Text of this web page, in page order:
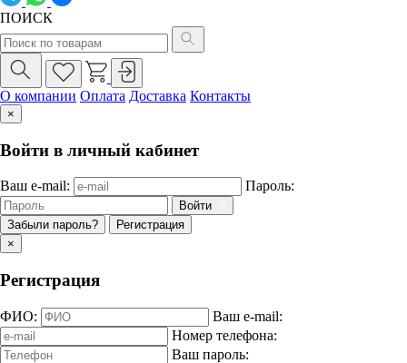
ПОИСК
О компании Оплата Доставка Контакты
×
Войти в личный кабинет
Ваш e-mail: Пароль:
Войти
Забыли пароль?
Регистрация
×
Регистрация
ФИО:
Ваш e-mail:
Номер телефона:
Ваш пароль: